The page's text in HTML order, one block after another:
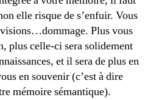
elle risque de s’enfuir. Vous
Plus vous
plus celle-ci sera solidement
et il sera de plus en
en souvenir (c’est à dire
mémoire sémantique).